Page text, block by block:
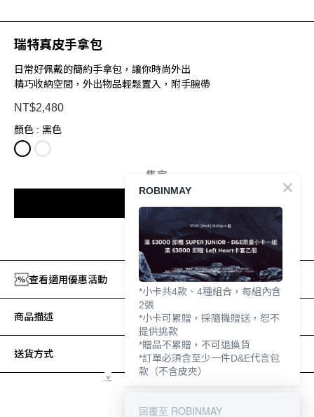
瑞特真皮手拿包
日常好佩戴的簡約手拿包，讓你時尚外出
精巧收納空間，外出物品輕鬆置入，附手腕帶
NT$2,480
顏色 : 黑色
售完
加入追蹤清單
查看適用優惠活動
商品描述
送貨方式
ROBINMAY
*小卡共4款、4種組合，每組內含
2張
*小卡可累贈，採隨機贈送，恕不
提供挑款
*贈品不累贈，不可退換貨
*訂單必須含至少一件D&E代言包
款（不含皮夾）
回覆至 ROBINMAY